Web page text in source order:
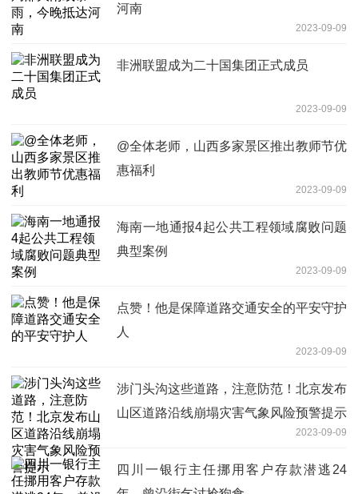
河南
2023-09-09
非洲联盟成为二十国集团正式成员
2023-09-09
@全体老师，山西多家景区推出教师节优
惠福利
2023-09-09
海南一地通报4起公共工程领域腐败问题
典型案例
2023-09-09
点赞！他是保障道路交通安全的平安守护
人
2023-09-09
涉门头沟这些道路，注意防范！北京发布
山区道路沿线崩塌灾害气象风险预警提示
2023-09-09
四川一银行主任挪用客户存款潜逃24